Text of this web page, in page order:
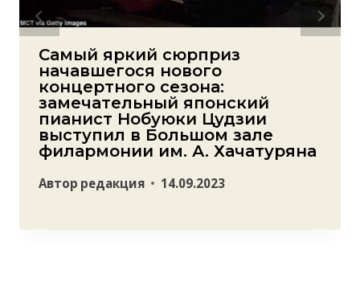
Самый яркий сюрприз
начавшегося нового
концертного сезона:
замечательный японский
пианист Нобуюки Цудзии
выступил в Большом зале
филармонии им. А. Хачатуряна
Автор редакция 14.09.2023